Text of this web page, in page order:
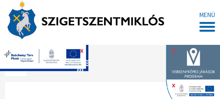
MENÜ
x
x
x
Főoldal